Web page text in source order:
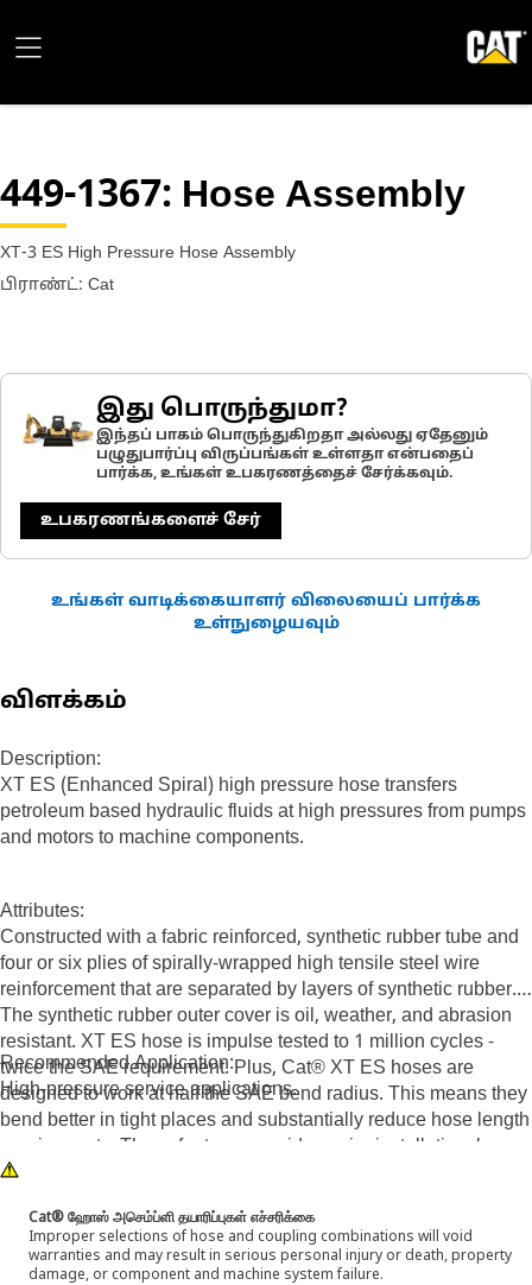
449-1367: Hose Assembly
XT-3 ES High Pressure Hose Assembly
பிராண்ட்: Cat
இது பொருந்துமா?
இந்தப் பாகம் பொருந்துகிறதா அல்லது ஏதேனும்
பழுதுபார்ப்பு விருப்பங்கள் உள்ளதா என்பதைப்
பார்க்க, உங்கள் உபகரணத்தைச் சேர்க்கவும்.
உபகரணங்களைச் சேர்
உங்கள் வாடிக்கையாளர் விலையைப் பார்க்க
உள்நுழையவும்
விளக்கம்
Description:
XT ES (Enhanced Spiral) high pressure hose transfers
petroleum based hydraulic fluids at high pressures from pumps
and motors to machine components.
Attributes:
Constructed with a fabric reinforced, synthetic rubber tube and
four or six plies of spirally-wrapped high tensile steel wire
reinforcement that are separated by layers of synthetic rubber.
The synthetic rubber outer cover is oil, weather, and abrasion
resistant. XT ES hose is impulse tested to 1 million cycles -
twice the SAE requirement. Plus, Cat® XT ES hoses are
designed to work at half the SAE bend radius. This means they
bend better in tight places and substantially reduce hose length
requirements. These features provide easier installation, long
life and excellent dependability.
Recommended Application:
High-pressure service applications.
Cat® ஹோஸ் அசெம்ப்ளி தயாரிப்புகள் எச்சரிக்கை
Improper selections of hose and coupling combinations will void
warranties and may result in serious personal injury or death, property
damage, or component and machine system failure.